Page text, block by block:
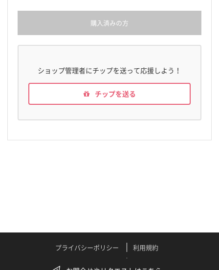
購入済みの方
ショップ管理者にチップを送って応援しよう！
チップを送る
プライバシーポリシー
利用規約